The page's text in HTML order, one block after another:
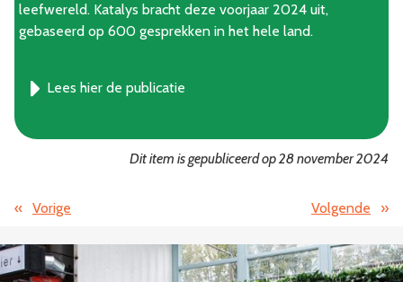
leefwereld. Katalys bracht deze voorjaar 2024 uit,
gebaseerd op 600 gesprekken in het hele land.
Lees hier de publicatie
Dit item is gepubliceerd op 28 november 2024
« Vorige Volgende »